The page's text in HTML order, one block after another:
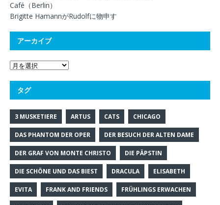
Café（Berlin）
Brigitte HamannがRudolfに物申す
アーカイブ
タグ
3 MUSKETIERE ARTUS CATS CHICAGO
DAS PHANTOM DER OPER DER BESUCH DER ALTEN DAME
DER GRAF VON MONTE CHRISTO DIE PÄPSTIN
DIE SCHÖNE UND DAS BIEST DRACULA ELISABETH
EVITA FRANK AND FRIENDS FRÜHLINGS ERWACHEN